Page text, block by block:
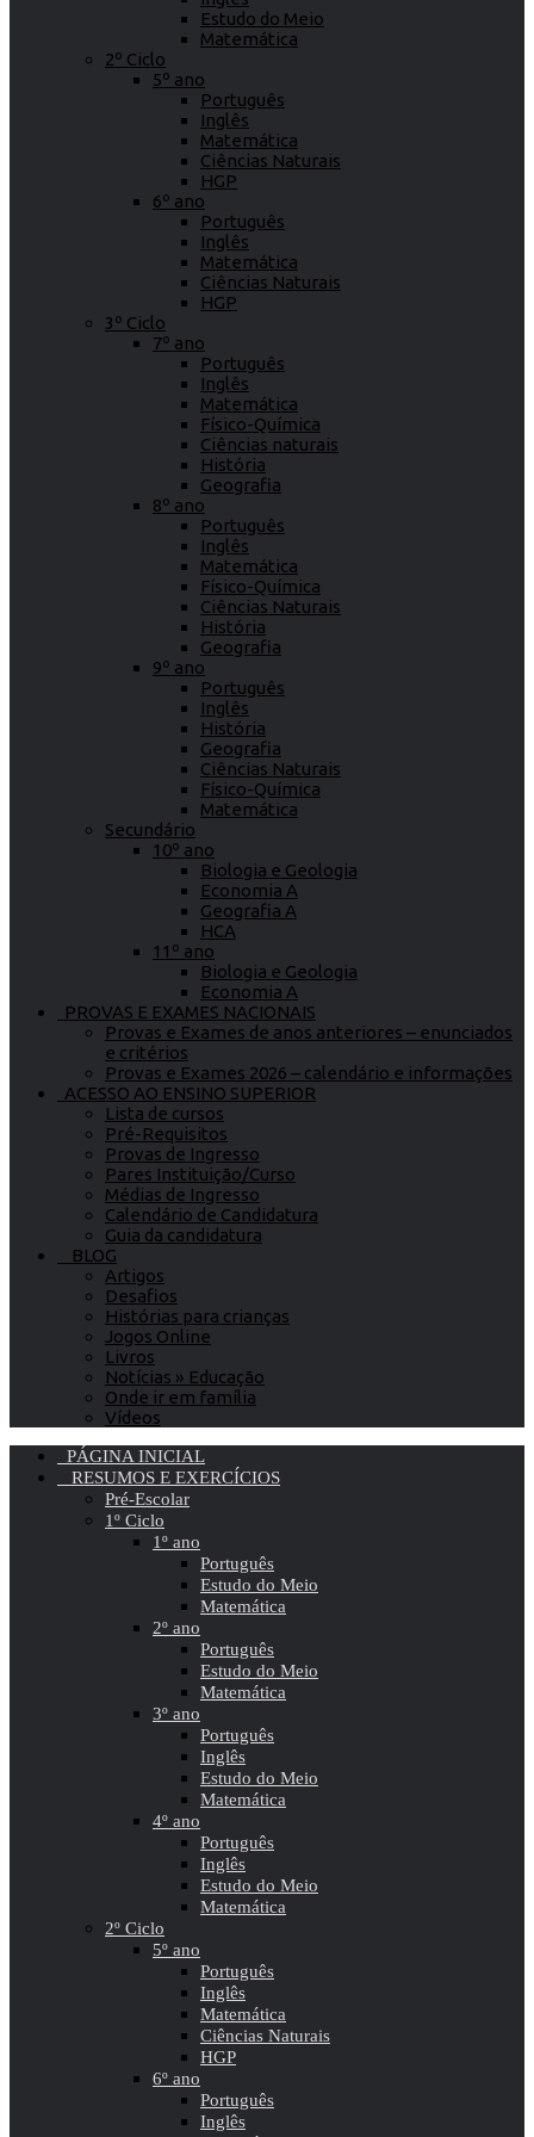
Estudo do Meio
Matemática
2º Ciclo
5º ano
Português
Inglês
Matemática
Ciências Naturais
HGP
6º ano
Português
Inglês
Matemática
Ciências Naturais
HGP
3º Ciclo
7º ano
Português
Inglês
Matemática
Físico-Química
Ciências naturais
História
Geografia
8º ano
Português
Inglês
Matemática
Físico-Química
Ciências Naturais
História
Geografia
9º ano
Português
Inglês
História
Geografia
Ciências Naturais
Físico-Química
Matemática
Secundário
10º ano
Biologia e Geologia
Economia A
Geografia A
HCA
11º ano
Biologia e Geologia
Economia A
PROVAS E EXAMES NACIONAIS
Provas e Exames de anos anteriores – enunciados
e critérios
Provas e Exames 2026 – calendário e informações
ACESSO AO ENSINO SUPERIOR
Lista de cursos
Pré-Requisitos
Provas de Ingresso
Pares Instituição/Curso
Médias de Ingresso
Calendário de Candidatura
Guia da candidatura
BLOG
Artigos
Desafios
Histórias para crianças
Jogos Online
Livros
Notícias » Educação
Onde ir em família
Vídeos
PÁGINA INICIAL
RESUMOS E EXERCÍCIOS
Pré-Escolar
1º Ciclo
1º ano
Português
Estudo do Meio
Matemática
2º ano
Português
Estudo do Meio
Matemática
3º ano
Português
Inglês
Estudo do Meio
Matemática
4º ano
Português
Inglês
Estudo do Meio
Matemática
2º Ciclo
5º ano
Português
Inglês
Matemática
Ciências Naturais
HGP
6º ano
Português
Inglês